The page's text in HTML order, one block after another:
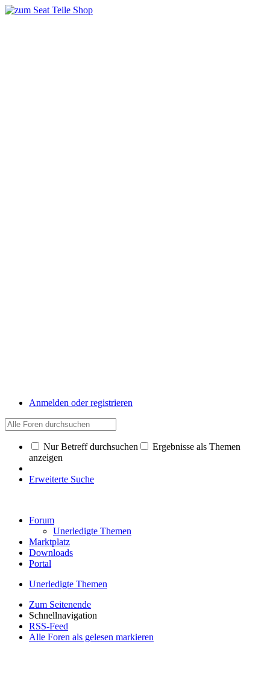
Anmelden oder registrieren
Nur Betreff durchsuchen
Ergebnisse als Themen
anzeigen
Erweiterte Suche
Forum
Unerledigte Themen
Marktplatz
Downloads
Portal
Unerledigte Themen
Zum Seitenende
Schnellnavigation
RSS-Feed
Alle Foren als gelesen markieren